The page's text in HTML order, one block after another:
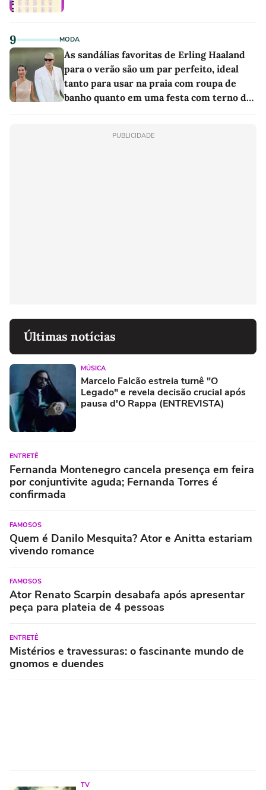
9 MODA
As sandálias favoritas de Erling Haaland
para o verão são um par perfeito, ideal
tanto para usar na praia com roupa de
banho quanto em uma festa com terno de
PUBLICIDADE
Últimas notícias
MÚSICA
Marcelo Falcão estreia turnê "O
Legado" e revela decisão crucial após
pausa d'O Rappa (ENTREVISTA)
ENTRETÊ
Fernanda Montenegro cancela presença em feira
por conjuntivite aguda; Fernanda Torres é
confirmada
FAMOSOS
Quem é Danilo Mesquita? Ator e Anitta estariam
vivendo romance
FAMOSOS
Ator Renato Scarpin desabafa após apresentar
peça para plateia de 4 pessoas
ENTRETÊ
Mistérios e travessuras: o fascinante mundo de
gnomos e duendes
TV